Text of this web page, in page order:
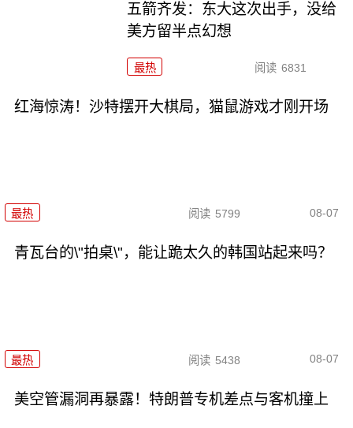
五箭齐发：东大这次出手，没给
美方留半点幻想
最热 阅读 6831
红海惊涛！沙特摆开大棋局，猫鼠游戏才刚开场
最热 阅读 5799 08-07
青瓦台的\"拍桌\"，能让跪太久的韩国站起来吗？
最热 阅读 5438 08-07
美空管漏洞再暴露！特朗普专机差点与客机撞上